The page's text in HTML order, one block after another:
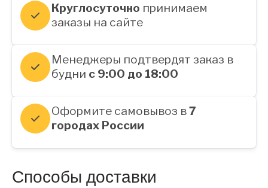
Круглосуточно принимаем
заказы на сайте
Менеджеры подтвердят заказ в
будни с 9:00 до 18:00
Оформите самовывоз в7
городах России
Способы доставки